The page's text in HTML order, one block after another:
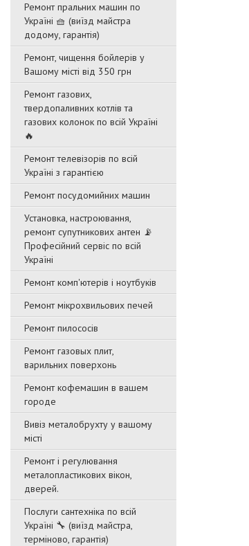
Ремонт пральних машин по
Україні 🧺 (виїзд майстра
додому, гарантія)
Ремонт, чищення бойлерів у
Вашому місті від 350 грн
Ремонт газових,
твердопаливних котлів та
газових колонок по всій Україні
🔥
Ремонт телевізорів по всій
Україні з гарантією
Ремонт посудомийних машин
Установка, настроювання,
ремонт супутникових антен 📡
Професійний сервіс по всій
Україні
Ремонт комп'ютерів і ноутбуків
Ремонт мікрохвильових печей
Ремонт пилососів
Ремонт газовых плит,
варильних поверхонь
Ремонт кофемашин в вашем
городе
Вивіз металобрухту у вашому
місті
Ремонт і регулювання
металопластикових вікон,
дверей.
Послуги сантехніка по всій
Україні 🔧 (виїзд майстра,
терміново, гарантія)